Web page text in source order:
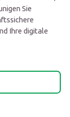
Sie
Ihre digitale